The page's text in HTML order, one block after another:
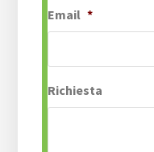
Email *
Richiesta